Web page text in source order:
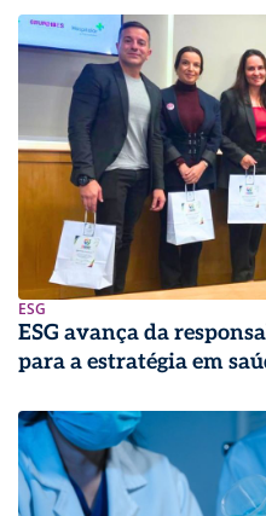
ESG
ESG avança da
para a estratégia em